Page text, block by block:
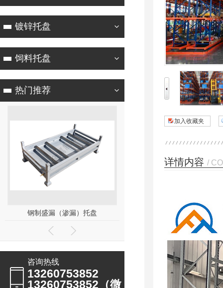
镀锌托盘
饲料托盘
热门推荐
卷材支架钢托盘 铁皮框周转箱
咨询热线
13260753852
13260753852（微
加入收藏夹
详情内容 /